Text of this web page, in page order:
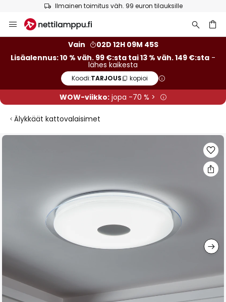
Ilmainen toimitus väh. 99 euron tilauksille
to
Vain
02D 12H 09M 44S
Lisäalennus: 10 % väh. 99 €:sta tai 13 % väh. 149 €:sta -
lähes kaikesta
Koodi:TARJOUS kopioi
WOW-viikko:jopa -70 % >
Älykkäät kattovalaisimet
Skip